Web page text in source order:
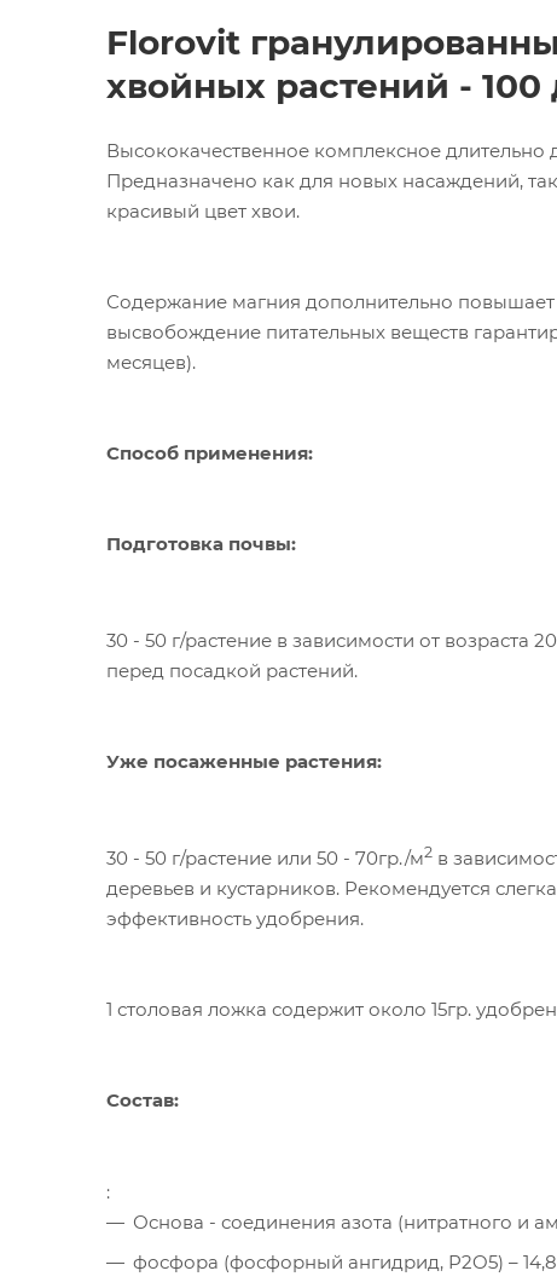
Florovit
хвойных растений - 100
Высококачественное комплексное
Предназначено как для новых насаждений,
красивый цвет хвои.
Содержание магния дополнительно повышает
высвобождение питательных веществ
месяцев).
Способ применения:
Подготовка почвы:
30 - 50 г/растение в зависимости от возраста
перед посадкой растений.
Уже посаженные растения:
30 - 50 г/растение или 50 - 70гр./м2 в
деревьев и кустарников. Рекомендуется
эффективность удобрения.
1 столовая ложка содержит около 15гр.
Состав:
:
Основа - соединения азота (нитратного и
фосфора (фосфорный ангидрид, P2O5) –